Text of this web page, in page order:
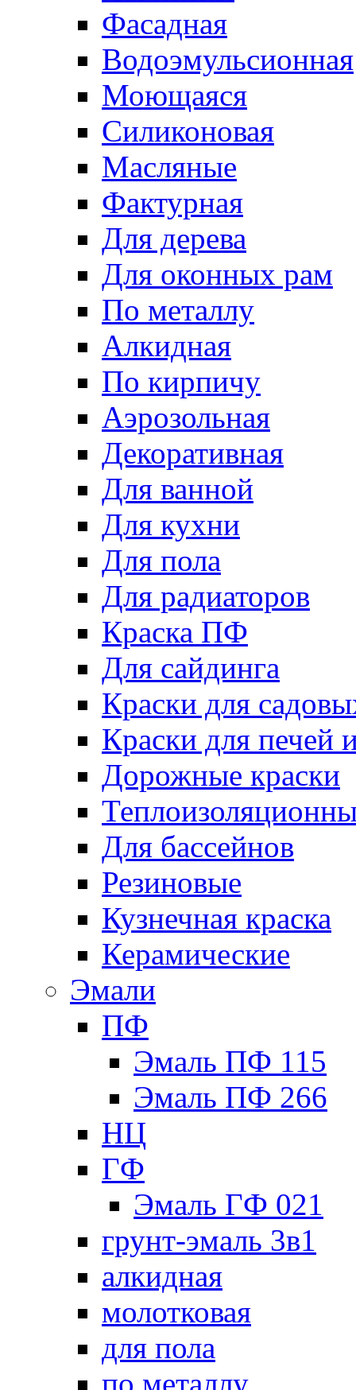
Фасадная
Водоэмульсионная
Моющаяся
Силиконовая
Масляные
Фактурная
Для дерева
Для оконных рам
По металлу
Алкидная
По кирпичу
Аэрозольная
Декоративная
Для ванной
Для кухни
Для пола
Для радиаторов
Краска ПФ
Для сайдинга
Краски для
Краски для печей
Дорожные краски
Для бассейнов
Резиновые
Кузнечная краска
Керамические
Эмали
ПФ
Эмаль ПФ 115
Эмаль ПФ 266
НЦ
ГФ
Эмаль ГФ 021
грунт-эмаль 3в1
алкидная
молотковая
для пола